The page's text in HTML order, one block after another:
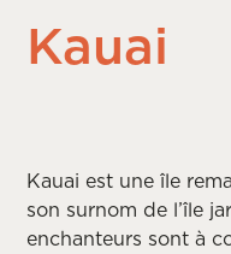
Kauai
Kauai est une île
son surnom de l’île
enchanteurs sont à